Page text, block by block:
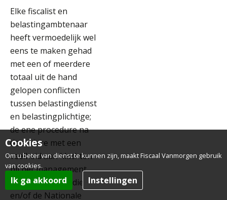
Elke fiscalist en
belastingambtenaar
heeft vermoedelijk wel
eens te maken gehad
met een of meerdere
totaal uit de hand
gelopen conflicten
tussen belastingdienst
en belastingplichtige;
de ene procedure na
de andere met een
veelheid aan klachten
bij het management
van de belastingdienst
en/of de Nationale
Cookies
Om u beter van dienst te kunnen zijn, maakt Fiscaal Vanmorgen gebruik
van cookies.
Ik ga akkoord Instellingen